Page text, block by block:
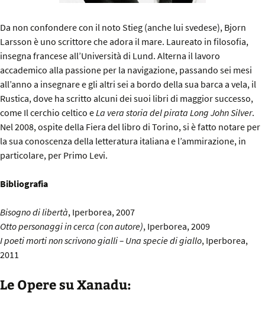
Da non confondere con il noto Stieg (anche lui svedese), Bjorn
Larsson è uno scrittore che adora il mare. Laureato in filosofia,
insegna francese all’Università di Lund. Alterna il lavoro
accademico alla passione per la navigazione, passando sei mesi
all’anno a insegnare e gli altri sei a bordo della sua barca a vela, il
Rustica, dove ha scritto alcuni dei suoi libri di maggior successo,
come Il cerchio celtico eLa vera storia del pirata Long John Silver.
Nel 2008, ospite della Fiera del libro di Torino, si è fatto notare per
la sua conoscenza della letteratura italiana e l’ammirazione, in
particolare, per Primo Levi.
Bibliografia
Bisogno di libertà, Iperborea, 2007
Otto personaggi in cerca (con autore), Iperborea, 2009
I poeti morti non scrivono gialli – Una specie di giallo, Iperborea,
2011
Le Opere su Xanadu: